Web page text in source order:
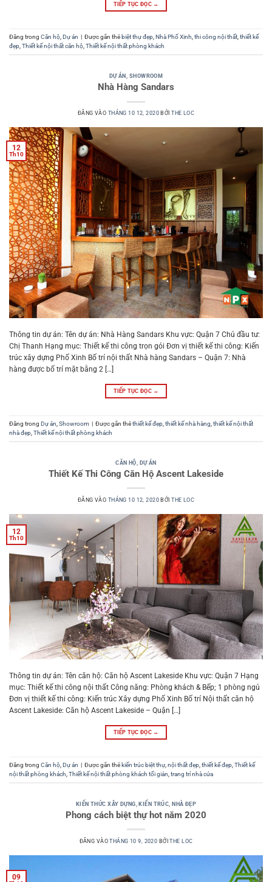
TIẾP TỤC ĐỌC →
Đăng trong Căn hộ Dự án | Được gắn thẻ biệt thự đẹp Nhà Phố Xinh thi công nội thất thiết kế
đẹp Thiết kế nội thất căn hộ Thiết kế nội thất phòng khách
DỰ ÁN SHOWROOM
Nhà Hàng Sandars
ĐĂNG VÀO THÁNG 10 12, 2020 BỞITHE LOC
12
Th10
Thông tin dự án: Tên dự án: Nhà Hàng Sandars Khu vực: Quận 7 Chủ đầu tư:
Chị Thanh Hạng mục: Thiết kế thi công trọn gói Đơn vị thiết kế thi công: Kiến
trúc xây dựng Phố Xinh Bố trí nội thất Nhà hàng Sandars – Quận 7: Nhà
hàng được bố trí mặt bằng 2 […]
TIẾP TỤC ĐỌC →
Đăng trong Dự án Showroom | Được gắn thẻthiết kế đẹp thiết kế nhà hàng thiết kế nội thất
nhà đẹp Thiết kế nội thất phòng khách
CĂN HỘ DỰ ÁN
Thiết Kế Thi Công Căn Hộ Ascent Lakeside
ĐĂNG VÀO THÁNG 10 12, 2020 BỞITHE LOC
12
Th10
Thông tin dự án: Tên căn hộ: Căn hộ Ascent Lakeside Khu vực: Quận 7 Hạng
mục: Thiết kế thi công nội thất Công năng: Phòng khách & Bếp; 1 phòng ngủ
Đơn vị thiết kế thi công: Kiến trúc Xây dựng Phố Xinh Bố trí Nội thất căn hộ
Ascent Lakeside: Căn hộ Ascent Lakeside – Quận […]
TIẾP TỤC ĐỌC →
Đăng trong Căn hộ Dự án | Được gắn thẻ kiến trúc biệt thự, nội thất đẹp thiết kế đẹp Thiết kế
nội thất phòng khách Thiết kế nội thất phòng khách tối giản trang trí nhà cửa
KIẾN THỨC XÂY DỰNG KIẾN TRÚC NHÀ ĐẸP
Phong cách biệt thự hot năm 2020
ĐĂNG VÀOTHÁNG 10 9, 2020 BỞITHE LOC
09